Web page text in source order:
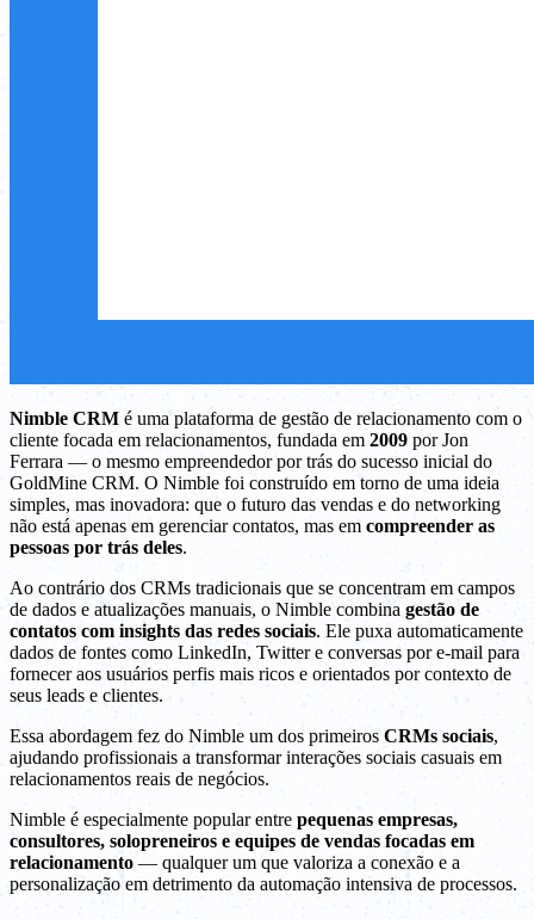
Nimble CRM é uma plataforma de gestão de relacionamento com o
cliente focada em relacionamentos, fundada em 2009 por Jon
Ferrara — o mesmo empreendedor por trás do sucesso inicial do
GoldMine CRM. O Nimble foi construído em torno de uma ideia
simples, mas inovadora: que o futuro das vendas e do networking
não está apenas em gerenciar contatos, mas em compreender as
pessoas por trás deles.
Ao contrário dos CRMs tradicionais que se concentram em campos
de dados e atualizações manuais, o Nimble combina gestão de
contatos com insights das redes sociais. Ele puxa automaticamente
dados de fontes como LinkedIn, Twitter e conversas por e-mail para
fornecer aos usuários perfis mais ricos e orientados por contexto de
seus leads e clientes.
Essa abordagem fez do Nimble um dos primeiros CRMs sociais,
ajudando profissionais a transformar interações sociais casuais em
relacionamentos reais de negócios.
Nimble é especialmente popular entre pequenas empresas,
consultores, solopreneiros e equipes de vendas focadas em
relacionamento — qualquer um que valoriza a conexão e a
personalização em detrimento da automação intensiva de processos.